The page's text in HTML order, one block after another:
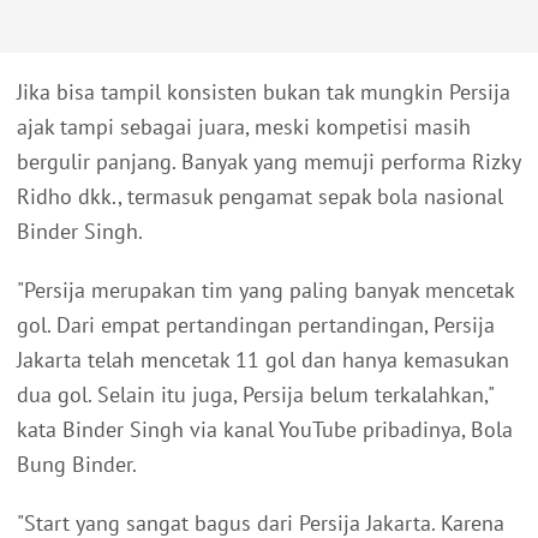
Jika bisa tampil konsisten bukan tak mungkin Persija
ajak tampi sebagai juara, meski kompetisi masih
bergulir panjang. Banyak yang memuji performa Rizky
Ridho dkk., termasuk pengamat sepak bola nasional
Binder Singh.
"Persija merupakan tim yang paling banyak mencetak
gol. Dari empat pertandingan pertandingan, Persija
Jakarta telah mencetak 11 gol dan hanya kemasukan
dua gol. Selain itu juga, Persija belum terkalahkan,"
kata Binder Singh via kanal YouTube pribadinya, Bola
Bung Binder.
"Start yang sangat bagus dari Persija Jakarta. Karena